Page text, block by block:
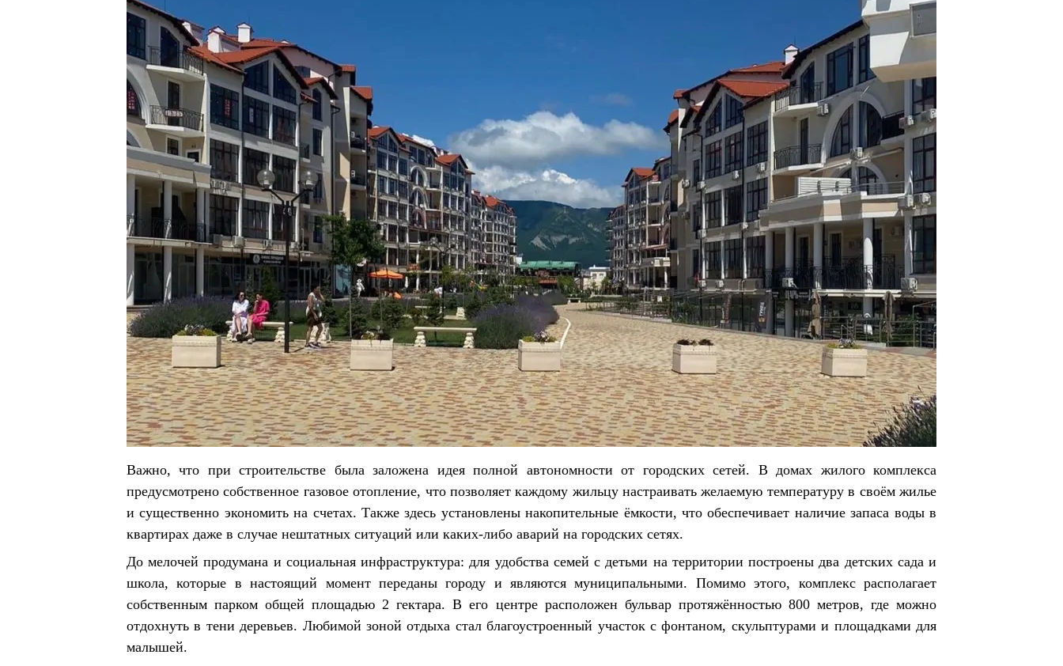
Важно, что при строительстве была заложена идея полной автономности от городских сетей. В домах жилого комплекса
предусмотрено собственное газовое отопление, что позволяет каждому жильцу настраивать желаемую температуру в своём жилье
и существенно экономить на счетах. Также здесь установлены накопительные ёмкости, что обеспечивает наличие запаса воды в
квартирах даже в случае нештатных ситуаций или каких-либо аварий на городских сетях.
До мелочей продумана и социальная инфраструктура: для удобства семей с детьми на территории построены два детских сада и
школа, которые в настоящий момент переданы городу и являются муниципальными. Помимо этого, комплекс располагает
собственным парком общей площадью 2 гектара. В его центре расположен бульвар протяжённостью 800 метров, где можно
отдохнуть в тени деревьев. Любимой зоной отдыха стал благоустроенный участок с фонтаном, скульптурами и площадками для
малышей.